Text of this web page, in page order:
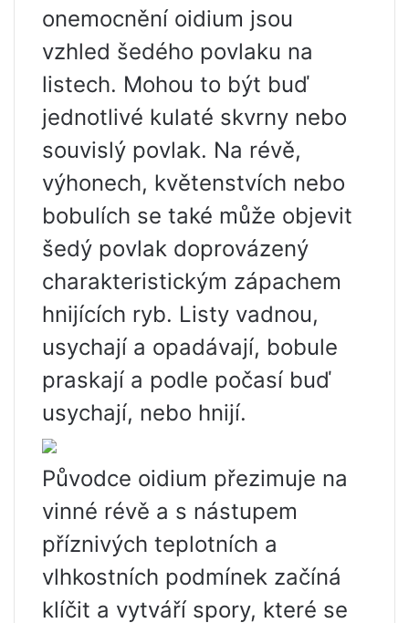
onemocnění oidium jsou
vzhled šedého povlaku na
listech. Mohou to být buď
jednotlivé kulaté skvrny nebo
souvislý povlak. Na révě,
výhonech, květenstvích nebo
bobulích se také může objevit
šedý povlak doprovázený
charakteristickým zápachem
hnijících ryb. Listy vadnou,
usychají a opadávají, bobule
praskají a podle počasí buď
usychají, nebo hnijí.
Původce oidium přezimuje na
vinné révě a s nástupem
příznivých teplotních a
vlhkostních podmínek začíná
klíčit a vytváří spory, které se